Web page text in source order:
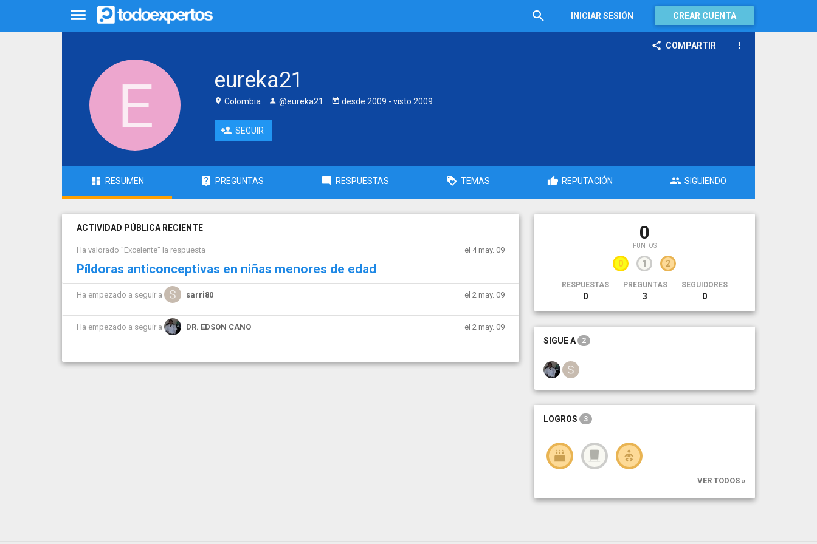
INICIAR SESIÓN CREAR CUENTA
COMPARTIR
eureka21
Colombia @eureka21 desde 2009 - visto 2009
SEGUIR
RESUMEN PREGUNTAS RESPUESTAS TEMAS REPUTACIÓN SIGUIENDO
ACTIVIDAD PÚBLICA RECIENTE
Ha valorado "Excelente" la respuesta el 4 may. 09
Píldoras anticonceptivas en niñas menores de edad
Ha empezado a seguir a sarri80 el 2 may. 09
Ha empezado a seguir a DR. EDSON CANO el 2 may. 09
0
PUNTOS
0 1 2
RESPUESTAS
0
PREGUNTAS
3
SEGUIDORES
0
SIGUE A 2
LOGROS 3
VER TODOS »